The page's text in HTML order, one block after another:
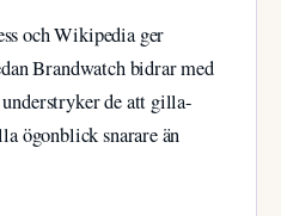
och Wikipedia ger
Brandwatch bidrar med
de att gilla-
ögonblick snarare än